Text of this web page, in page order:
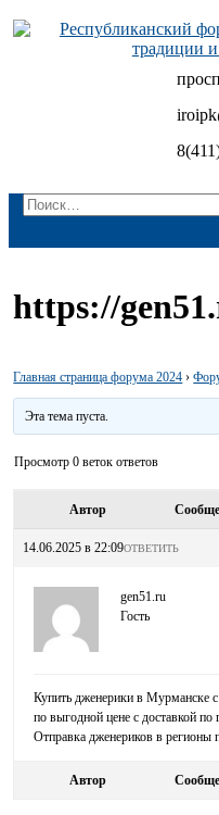
Skip
to
Республиканский
традиции
Найти:
https://
Главная страница форума 2024 ›
Эта тема пуста.
Просмотр 0 веток ответов
Автор
14.06.2025 в 22:09ОТВЕТИТЬ
gen51.ru
Гость
Купить дженерики в Мурманске
по выгодной цене с доставкой по
Отправка дженериков в регионы
Автор